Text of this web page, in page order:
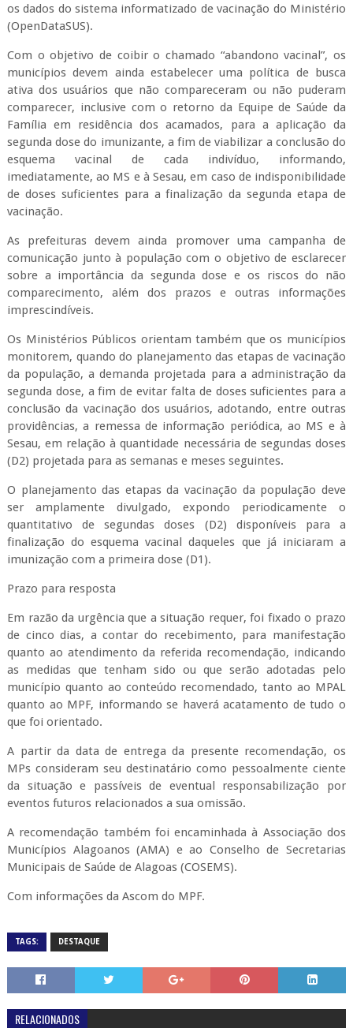
os dados do sistema informatizado de vacinação do Ministério
(OpenDataSUS).
Com o objetivo de coibir o chamado “abandono vacinal”, os
municípios devem ainda estabelecer uma política de busca
ativa dos usuários que não compareceram ou não puderam
comparecer, inclusive com o retorno da Equipe de Saúde da
Família em residência dos acamados, para a aplicação da
segunda dose do imunizante, a fim de viabilizar a conclusão do
esquema vacinal de cada indivíduo, informando,
imediatamente, ao MS e à Sesau, em caso de indisponibilidade
de doses suficientes para a finalização da segunda etapa de
vacinação.
As prefeituras devem ainda promover uma campanha de
comunicação junto à população com o objetivo de esclarecer
sobre a importância da segunda dose e os riscos do não
comparecimento, além dos prazos e outras informações
imprescindíveis.
Os Ministérios Públicos orientam também que os municípios
monitorem, quando do planejamento das etapas de vacinação
da população, a demanda projetada para a administração da
segunda dose, a fim de evitar falta de doses suficientes para a
conclusão da vacinação dos usuários, adotando, entre outras
providências, a remessa de informação periódica, ao MS e à
Sesau, em relação à quantidade necessária de segundas doses
(D2) projetada para as semanas e meses seguintes.
O planejamento das etapas da vacinação da população deve
ser amplamente divulgado, expondo periodicamente o
quantitativo de segundas doses (D2) disponíveis para a
finalização do esquema vacinal daqueles que já iniciaram a
imunização com a primeira dose (D1).
Prazo para resposta
Em razão da urgência que a situação requer, foi fixado o prazo
de cinco dias, a contar do recebimento, para manifestação
quanto ao atendimento da referida recomendação, indicando
as medidas que tenham sido ou que serão adotadas pelo
município quanto ao conteúdo recomendado, tanto ao MPAL
quanto ao MPF, informando se haverá acatamento de tudo o
que foi orientado.
A partir da data de entrega da presente recomendação, os
MPs consideram seu destinatário como pessoalmente ciente
da situação e passíveis de eventual responsabilização por
eventos futuros relacionados a sua omissão.
A recomendação também foi encaminhada à Associação dos
Municípios Alagoanos (AMA) e ao Conselho de Secretarias
Municipais de Saúde de Alagoas (COSEMS).
Com informações da Ascom do MPF.
TAGS: DESTAQUE
RELACIONADOS